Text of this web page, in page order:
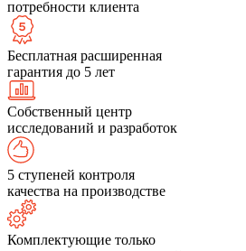
потребности клиента
Бесплатная расширенная
гарантия до 5 лет
Собственный центр
исследований и разработок
5 ступеней контроля
качества на производстве
Комплектующие только